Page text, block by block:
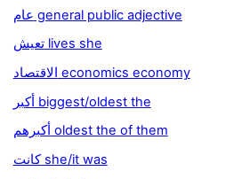
عام general public adjective
تعيش lives she
الاقتصاد economics economy
أكبر biggest/oldest the
أكبرهم oldest the of them
كانت she/it was